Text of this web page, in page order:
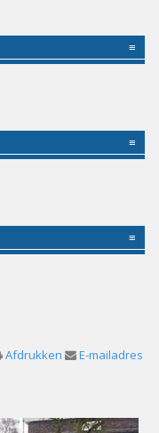
≡
≡
≡
Afdrukken E-mailadres